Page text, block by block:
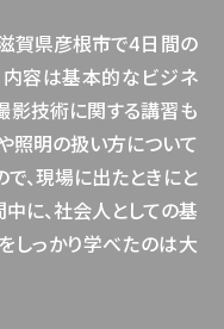
賀県彦根市で4日間の
内容は基本的なビジネ
影技術に関する講習も
照明の扱い方について
、現場に出たときにと
に、社会人としての基
しっかり学べたのは大